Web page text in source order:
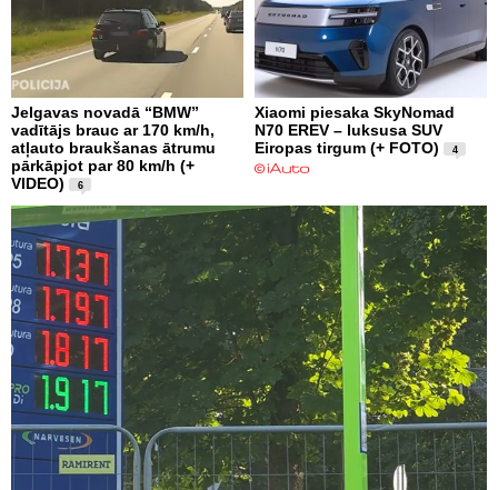
Jelgavas novadā “BMW”
vadītājs brauc ar 170 km/h,
atļauto braukšanas ātrumu
pārkāpjot par 80 km/h (+
VIDEO)
6
Xiaomi piesaka SkyNomad
N70 EREV – luksusa SUV
Eiropas tirgum (+ FOTO)
4